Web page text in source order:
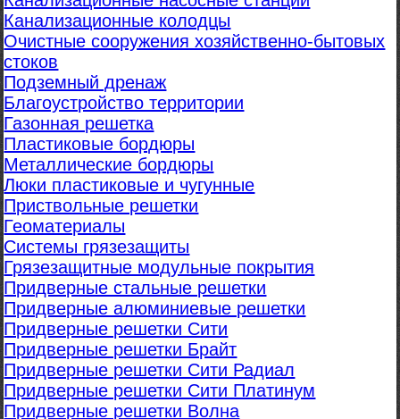
Канализационные колодцы
Очистные сооружения хозяйственно-бытовых
стоков
Подземный дренаж
Благоустройство территории
Газонная решетка
Пластиковые бордюры
Металлические бордюры
Люки пластиковые и чугунные
Приствольные решетки
Геоматериалы
Системы грязезащиты
Грязезащитные модульные покрытия
Придверные стальные решетки
Придверные алюминиевые решетки
Придверные решетки Сити
Придверные решетки Брайт
Придверные решетки Сити Радиал
Придверные решетки Сити Платинум
Придверные решетки Волна